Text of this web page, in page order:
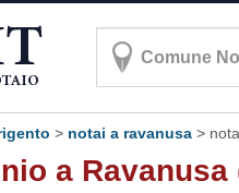
> notai a ravanusa >
a Ravanusa